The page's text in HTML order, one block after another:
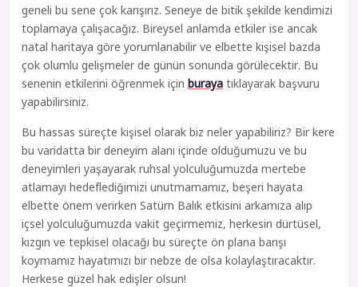
geneli bu sene çok karışırız. Seneye de bitik şekilde kendimizi
toplamaya çalışacağız. Bireysel anlamda etkiler ise ancak
natal haritaya göre yorumlanabilir ve elbette kişisel bazda
çok olumlu gelişmeler de günün sonunda görülecektir. Bu
senenin etkilerini öğrenmek için buraya tıklayarak başvuru
yapabilirsiniz.
Bu hassas süreçte kişisel olarak biz neler yapabiliriz? Bir kere
bu varidatta bir deneyim alanı içinde olduğumuzu ve bu
deneyimleri yaşayarak ruhsal yolculuğumuzda mertebe
atlamayı hedeflediğimizi unutmamamız, beşeri hayata
elbette önem verirken Satürn Balık etkisini arkamıza alıp
içsel yolculuğumuzda vakit geçirmemiz, herkesin dürtüsel,
kızgın ve tepkisel olacağı bu süreçte ön plana barışı
koymamız hayatımızı bir nebze de olsa kolaylaştıracaktır.
Herkese güzel hak edişler olsun!